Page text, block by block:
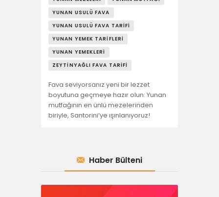
YUNAN USULÜ FAVA
YUNAN USULÜ FAVA TARIFI
YUNAN YEMEK TARIFLERI
YUNAN YEMEKLERI
ZEYTINYAĞLI FAVA TARIFI
Fava seviyorsanız yeni bir lezzet
boyutuna geçmeye hazır olun: Yunan
mutfağının en ünlü mezelerinden
biriyle, Santorini’ye ışınlanıyoruz!
Haber Bülteni